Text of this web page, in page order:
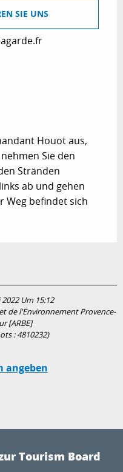
SIE UNS
Houot aus,
Sie den
Stränden
ab und gehen
Weg befindet sich
Um 15:12
de l'Environnement Provence-
[ARBE]
:4810232)
angeben
Tourism Board